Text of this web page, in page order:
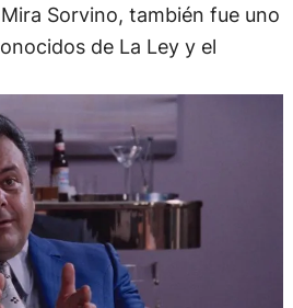
Sorvino, también fue uno
de La Ley y el